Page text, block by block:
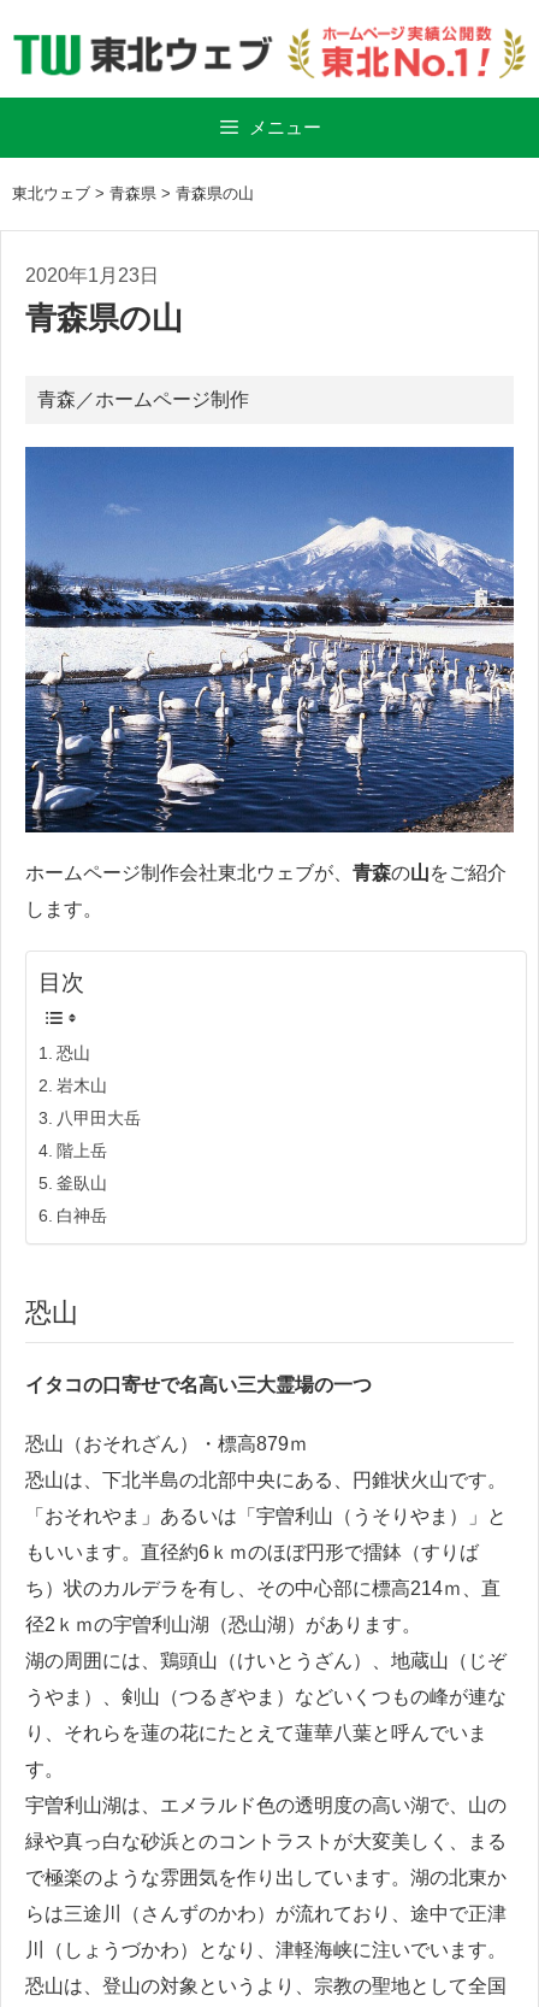
メニュー
東北ウェブ > 青森県 > 青森県の山
2020年1月23日
青森県の山
青森 ／ホームページ制作
ホームページ制作会社東北ウェブが、 青森の山をご紹介
します。
目次
恐山
岩木山
八甲田大岳
階上岳
釜臥山
白神岳
恐山
イタコの口寄せで名高い三大霊場の一つ
恐山（おそれざん）・標高879ｍ
恐山は、下北半島の北部中央にある、円錐状火山です。
「おそれやま」あるいは「宇曽利山（うそりやま）」と
もいいます。直径約6ｋｍのほぼ円形で擂鉢（すりば
ち）状のカルデラを有し、その中心部に標高214ｍ、直
径2ｋｍの宇曽利山湖（恐山湖）があります。
湖の周囲には、鶏頭山（けいとうざん）、地蔵山（じぞ
うやま）、剣山（つるぎやま）などいくつもの峰が連な
り、それらを蓮の花にたとえて蓮華八葉と呼んでいま
す。
宇曽利山湖は、エメラルド色の透明度の高い湖で、山の
緑や真っ白な砂浜とのコントラストが大変美しく、まる
で極楽のような雰囲気を作り出しています。湖の北東か
らは三途川（さんずのかわ）が流れており、途中で正津
川（しょうづかわ）となり、津軽海峡に注いでいます。
恐山は、登山の対象というより、宗教の聖地として全国